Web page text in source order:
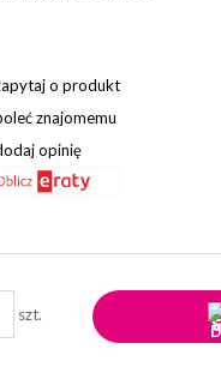
o produkt
znajomemu
opinię
szt.